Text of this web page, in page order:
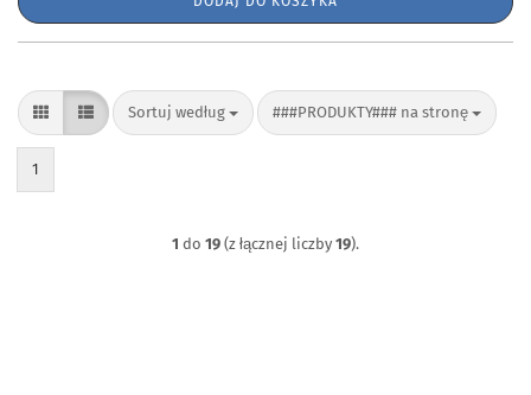
Sortuj według
Sortuj według ###PRODUKTY### na stronę
###PRODUKTY### na stronę
1
1 do 19 (z łącznej liczby 19).